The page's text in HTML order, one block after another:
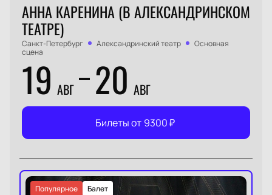
АННА КАРЕНИНА (В АЛЕКСАНДРИНСКОМ
ТЕАТРЕ)
Санкт-Петербург Александринский театр
Основная
сцена
19 АВГ 20 АВГ
Билеты от 9300₽
Балет
Популярное